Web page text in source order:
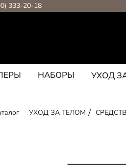
333-20-18
НАБОРЫ УХОД
УХОД ЗА ТЕЛОМ